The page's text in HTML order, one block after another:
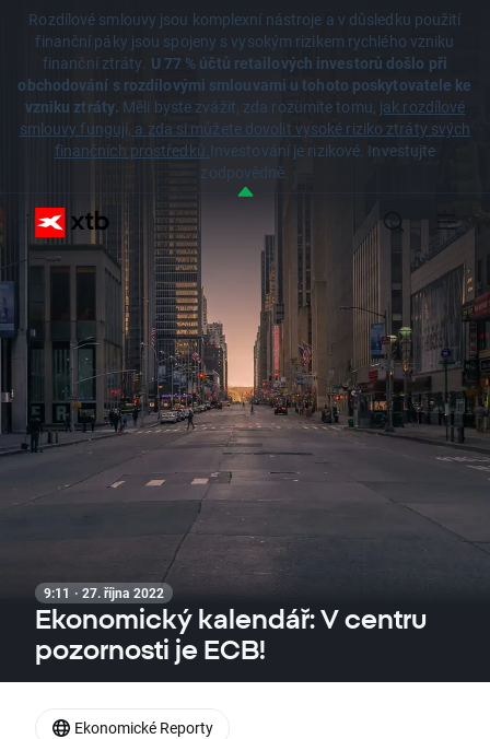
Rozdílové smlouvy jsou komplexní nástroje a v důsledku použití
finanční páky jsou spojeny s vysokým rizikem rychlého vzniku
finanční ztráty. U 77 % účtů retailových investorů došlo při
obchodování s rozdílovými smlouvami u tohoto poskytovatele ke
vzniku ztráty. Měli byste zvážit, zda rozumíte tomu, jak rozdílové
smlouvy fungují, a zda si můžete dovolit vysoké riziko ztráty svých
finančních prostředků.Investování je rizikové. Investujte
zodpovědně.
9:11 · 27. října 2022
Ekonomický kalendář: V centru
pozornosti je ECB!
Ekonomické Reporty